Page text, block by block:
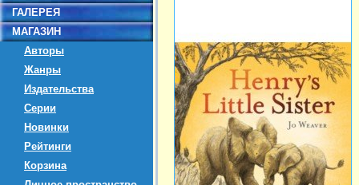
ГАЛЕРЕЯ
МАГАЗИН
Авторы
Жанры
Издательства
Серии
Новинки
Рейтинги
Корзина